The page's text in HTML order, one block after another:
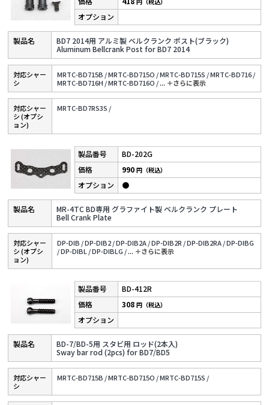
BD7 2014用 アルミ製 ベルクランク ポスト(ブラック)
Aluminum Bellcrank Post for BD7 2014
対応シャー
シ
MRTC-BD715B /MRTC-BD715O /MRTC-BD715S /MRTC-BD716 /
MRTC-BD716H /MRTC-BD716O /... ＋さらに表⽰
対応シャー
シ (オプシ
ョン)
MRTC-BD7RS3S /
BD-202G
MR-4TC BD専用 グラファイト製 ベルクランク プレート
Bell Crank Plate
990円（税込）
●
対応シャー
シ (オプシ
ョン)
DP-DIB /DP-DIB2 /DP-DIB2A /DP-DIB2R /DP-DIB2RA /DP-DIBG
/DP-DIBL /DP-DIBLG /... ＋さらに表⽰
BD-412R
BD-7/BD-5用 スタビ用 ロッド(2本入)
Sway bar rod (2pcs) for BD7/BD5
308円（税込）
対応シャー
シ
MRTC-BD715B /MRTC-BD715O /MRTC-BD715S /